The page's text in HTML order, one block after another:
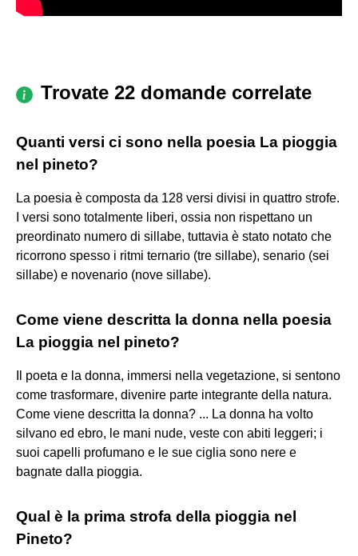
Trovate 22 domande correlate
Quanti versi ci sono nella poesia La pioggia
nel pineto?
La poesia è composta da 128 versi divisi in quattro strofe.
I versi sono totalmente liberi, ossia non rispettano un
preordinato numero di sillabe, tuttavia è stato notato che
ricorrono spesso i ritmi ternario (tre sillabe), senario (sei
sillabe) e novenario (nove sillabe).
Come viene descritta la donna nella poesia
La pioggia nel pineto?
Il poeta e la donna, immersi nella vegetazione, si sentono
come trasformare, divenire parte integrante della natura.
Come viene descritta la donna? ... La donna ha volto
silvano ed ebro, le mani nude, veste con abiti leggeri; i
suoi capelli profumano e le sue ciglia sono nere e
bagnate dalla pioggia.
Qual è la prima strofa della pioggia nel
Pineto?